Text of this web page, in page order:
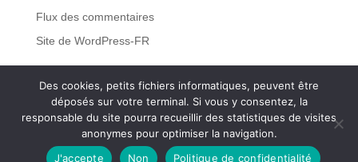
Flux des commentaires
Site de WordPress-FR
Cinéma le clap vercors 2021 © – Tous droits réservés |
Mentions légales| Politique de confidentialité
Des cookies, petits fichiers informatiques, peuvent être
déposés sur votre terminal. Si vous y consentez, la
responsable du site pourra recueillir des statistiques de visites
anonymes pour optimiser la navigation.
J'accepte
Non Politique de confidentialité